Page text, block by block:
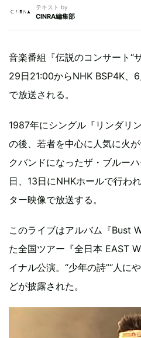
テキスト by
CINRA編集部
音楽番組『伝説のコンサート“
29日21:00からNHK BSP4K、
で放送される。
1987年にシングル『リンダリ
の後、若者を中心に人気に火
クバンドになったザ・ブルー
日、13日にNHKホールで行わ
ター映像で放送する。
このライブはアルバム『Bust
た全国ツアー『全日本 EAST
イナル公演。“少年の詩”“人に
どが披露された。